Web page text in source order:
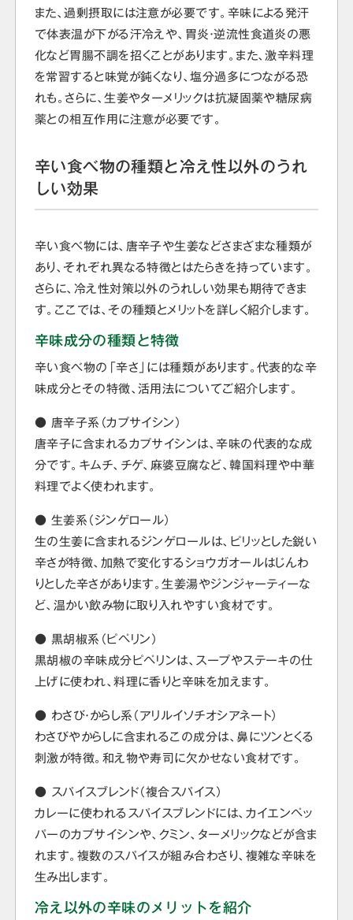
また、過剰摂取には注意が必要です。辛味による発汗
で体表温が下がる汗冷えや、胃炎・逆流性食道炎の悪
化など胃腸不調を招くことがあります。また、激辛料理
を常習すると味覚が鈍くなり、塩分過多につながる恐
れも。さらに、生姜やターメリックは抗凝固薬や糖尿病
薬との相互作用に注意が必要です。
辛い食べ物の種類と冷え性以外のうれ
しい効果
辛い食べ物には、唐辛子や生姜などさまざまな種類が
あり、それぞれ異なる特徴とはたらきを持っています。
さらに、冷え性対策以外のうれしい効果も期待できま
す。ここでは、その種類とメリットを詳しく紹介します。
辛味成分の種類と特徴
辛い食べ物の「辛さ」には種類があります。代表的な辛
味成分とその特徴、活用法についてご紹介します。
● 唐辛子系（カプサイシン）
唐辛子に含まれるカプサイシンは、辛味の代表的な成
分です。キムチ、チゲ、麻婆豆腐など、韓国料理や中華
料理でよく使われます。
● 生姜系（ジンゲロール）
生の生姜に含まれるジンゲロールは、ピリッとした鋭い
辛さが特徴、加熱で変化するショウガオールはじんわ
りとした辛さがあります。生姜湯やジンジャーティーな
ど、温かい飲み物に取り入れやすい食材です。
● 黒胡椒系（ピペリン）
黒胡椒の辛味成分ピペリンは、スープやステーキの仕
上げに使われ、料理に香りと辛味を加えます。
● わさび・からし系（アリルイソチオシアネート）
わさびやからしに含まれるこの成分は、鼻にツンとくる
刺激が特徴。和え物や寿司に欠かせない食材です。
● スパイスブレンド（複合スパイス）
カレーに使われるスパイスブレンドには、カイエンペッ
パーのカプサイシンや、クミン、ターメリックなどが含ま
れます。複数のスパイスが組み合わさり、複雑な辛味を
生み出します。
冷え以外の辛味のメリットを紹介